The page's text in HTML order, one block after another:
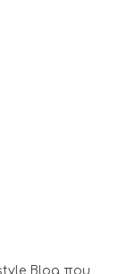
Blog που